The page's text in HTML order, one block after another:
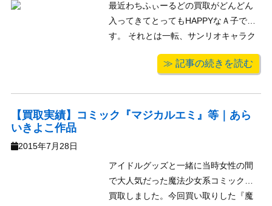
最近わちふぃーるどの買取がどんどん
入ってきてとってもHAPPYなＡ子で
す。 それとは一転、サンリオキャラク
淋しいので ここで在庫にあった『ドリ
ン』をご紹介します！ こちらはピンク
verのドリームキャストです。 ...
≫ 記事の続きを読む
【買取実績】コミック『マジカルエミ』等｜あら
いきよこ作品
2015年7月28日
アイドルグッズと一緒に当時女性の間
で大人気だった魔法少女系コミックを
買取しました。今回買い取りした『魔